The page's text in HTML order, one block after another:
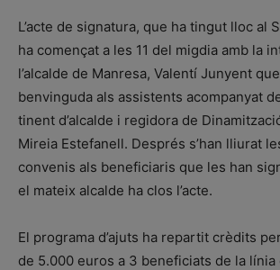
L’acte de signatura, que ha tingut lloc al
ha començat a les 11 del migdia amb la
l’alcalde de Manresa, Valentí Junyent
benvinguda als assistents acompanyat
tinent d’alcalde i regidora de
Mireia Estefanell. Després s’han lliurat
convenis als beneficiaris que les han
el mateix alcalde ha clos l’acte.
El programa d’ajuts ha repartit crèdits
de 5.000 euros a 3 beneficiats de la línia